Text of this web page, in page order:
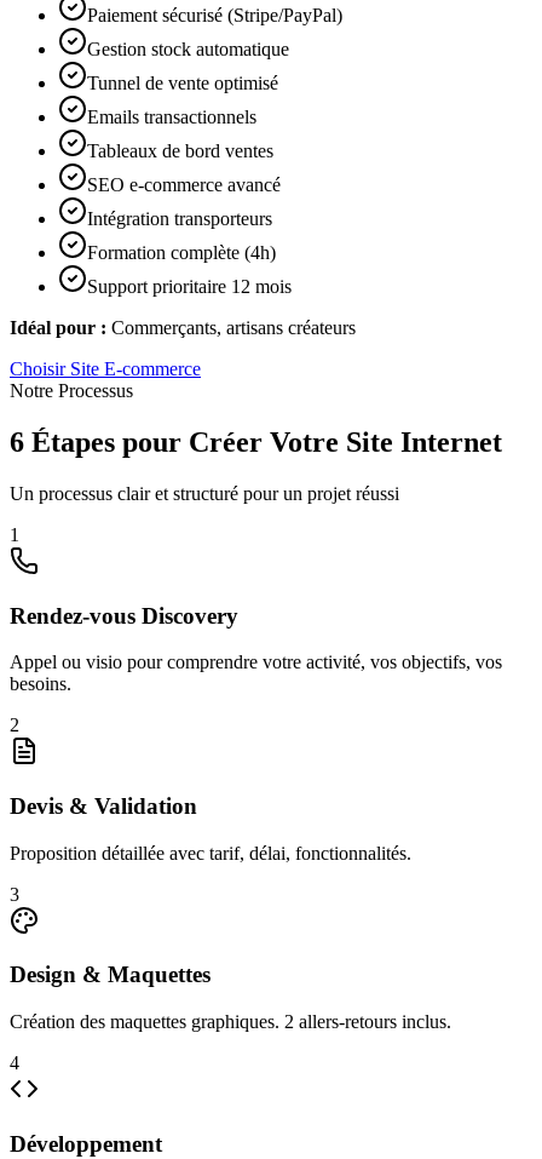
Paiement sécurisé (Stripe/PayPal)
Gestion stock automatique
Tunnel de vente optimisé
Emails transactionnels
Tableaux de bord ventes
SEO e-commerce avancé
Intégration transporteurs
Formation complète (4h)
Support prioritaire 12 mois
Idéal pour : Commerçants, artisans créateurs
Choisir Site E-commerce
Notre Processus
6 Étapes pour Créer Votre Site Internet
Un processus clair et structuré pour un projet réussi
1
Rendez-vous Discovery
Appel ou visio pour comprendre votre activité, vos objectifs, vos
besoins.
2
Devis & Validation
Proposition détaillée avec tarif, délai, fonctionnalités.
3
Design & Maquettes
Création des maquettes graphiques. 2 allers-retours inclus.
4
Développement